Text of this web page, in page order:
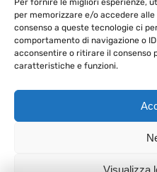
Per fornire le migliori esperienze,
per memorizzare e/o accedere
consenso a queste tecnologie ci
comportamento di navigazione o
acconsentire o ritirare il consenso
caratteristiche e funzioni.
Visualizza
ma equilibrato con la